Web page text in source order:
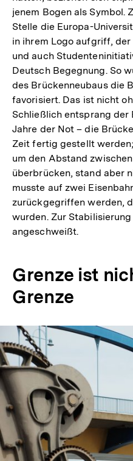
jenem Bogen als Symbol.
Stelle die Europa-
in ihrem Logo aufgriff,
und auch
Deutsch Begegnung. So
des Brückenneubaus die
favorisiert. Das ist nicht
Schließlich entsprang der
Jahre der Not – die
Zeit fertig gestellt
um den Abstand
überbrücken, stand aber
musste auf zwei
zurückgegriffen werden,
wurden. Zur
angeschweißt.
Grenze ist
Grenze